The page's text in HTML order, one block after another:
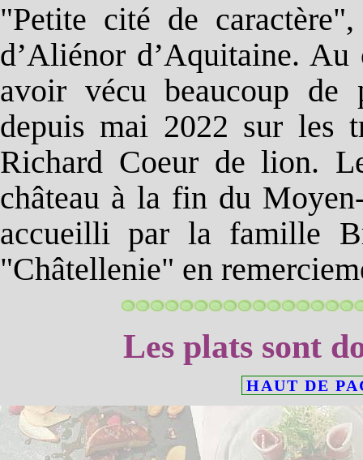
"Petite cité de
d’Aliénor d’Aquitaine.
avoir vécu beaucoup de
depuis mai 2022 sur les
Richard Coeur de lion.
château à la fin du
accueilli par la famille
"Châtellenie" en
Les plats sont
HAUT DE